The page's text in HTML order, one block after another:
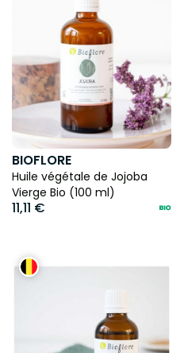
BIOFLORE
Huile végétale de Jojoba
Vierge Bio (100 ml)
11,11 €